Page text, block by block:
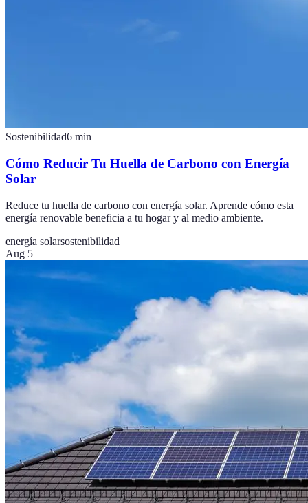
Sostenibilidad6 min
Cómo Reducir Tu Huella de Carbono con Energía
Solar
Reduce tu huella de carbono con energía solar. Aprende cómo esta
energía renovable beneficia a tu hogar y al medio ambiente.
energía solarsostenibilidad
Aug 5